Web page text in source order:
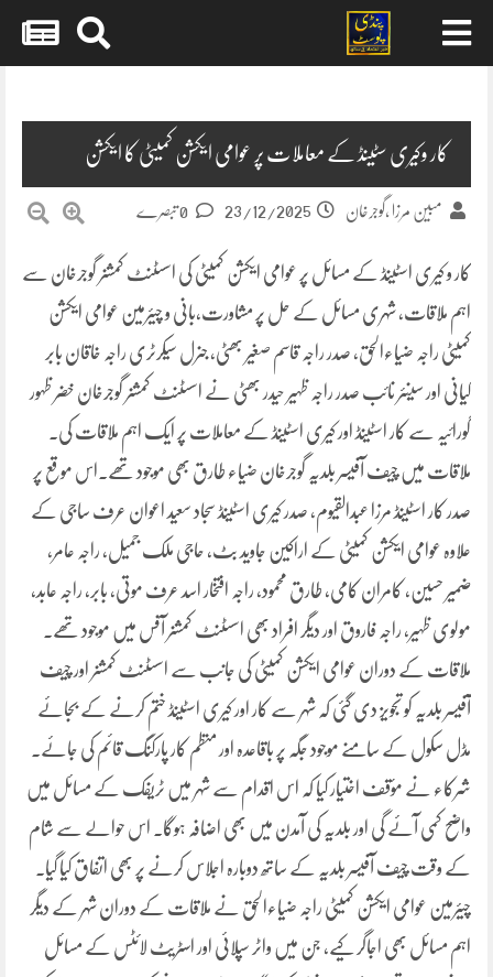
کار وکیری سٹینڈ کے معاملات پر عوامی ایکشن کمیٹی کا ایکشن
مبین مرزا ,گوجرخان 23/12/2025
کار و کیری اسٹینڈ کے مسائل پر عوامی ایکشن کمیٹی کی اسسٹنٹ کمشنر گوجرخان سے
اہم ملاقات، شہری مسائل کے حل پر مشاورت,بانی و چیئرمین عوامی ایکشن
کمیٹی راجہ ضیاءالحق، صدر راجہ قاسم صغیر بھٹی، جنرل سیکرٹری راجہ خاقان بابر
کیانی اور سینئر نائب صدر راجہ ظہیر حیدر بھٹی نے اسسٹنٹ کمشنر گوجرخان خضر ظہور
گورائیہ سے کار اسٹینڈ اور کیری اسٹینڈ کے معاملات پر ایک اہم ملاقات کی۔
ملاقات میں چیف آفیسر بلدیہ گوجرخان ضیاء طارق بھی موجود تھے۔اس موقع پر
صدر کار اسٹینڈ مرزا عبدالقیوم، صدر کیری اسٹینڈ سجاد سعید اعوان عرف ساجی کے
علاوہ عوامی ایکشن کمیٹی کے اراکین جاوید بٹ، حاجی ملک جمیل، راجہ عامر،
ضمیر حسین، کامران کامی، طارق محمود، راجہ افتخار اسد عرف موتی، بابر، راجہ عابد،
مولوی ظہیر، راجہ فاروق اور دیگر افراد بھی اسسٹنٹ کمشنر آفس میں موجود تھے۔
ملاقات کے دوران عوامی ایکشن کمیٹی کی جانب سے اسسٹنٹ کمشنر اور چیف
آفیسر بلدیہ کو تجویز دی گئی کہ شہر سے کار اور کیری اسٹینڈ ختم کرنے کے بجائے
مڈل سکول کے سامنے موجود جگہ پر باقاعدہ اور منظم کار پارکنگ قائم کی جائے۔
شرکاء نے مؤقف اختیار کیا کہ اس اقدام سے شہر میں ٹریفک کے مسائل میں
واضح کمی آئے گی اور بلدیہ کی آمدن میں بھی اضافہ ہوگا۔ اس حوالے سے شام
کے وقت چیف آفیسر بلدیہ کے ساتھ دوبارہ اجلاس کرنے پر بھی اتفاق کیا گیا۔
چیئرمین عوامی ایکشن کمیٹی راجہ ضیاءالحق نے ملاقات کے دوران شہر کے دیگر
اہم مسائل بھی اجاگر کیے، جن میں واٹر سپلائی اور اسٹریٹ لائٹس کے مسائل